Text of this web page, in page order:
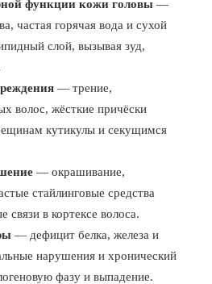
функции кожи головы —
частая горячая вода и сухой
слой, вызывая зуд,
— трение,
волос, жёсткие причёски
кутикулы и секущимся
— окрашивание,
стайлинговые средства
связи в кортексе волоса.
— дефицит белка, железа и
нарушения и хронический
фазу и выпадение.